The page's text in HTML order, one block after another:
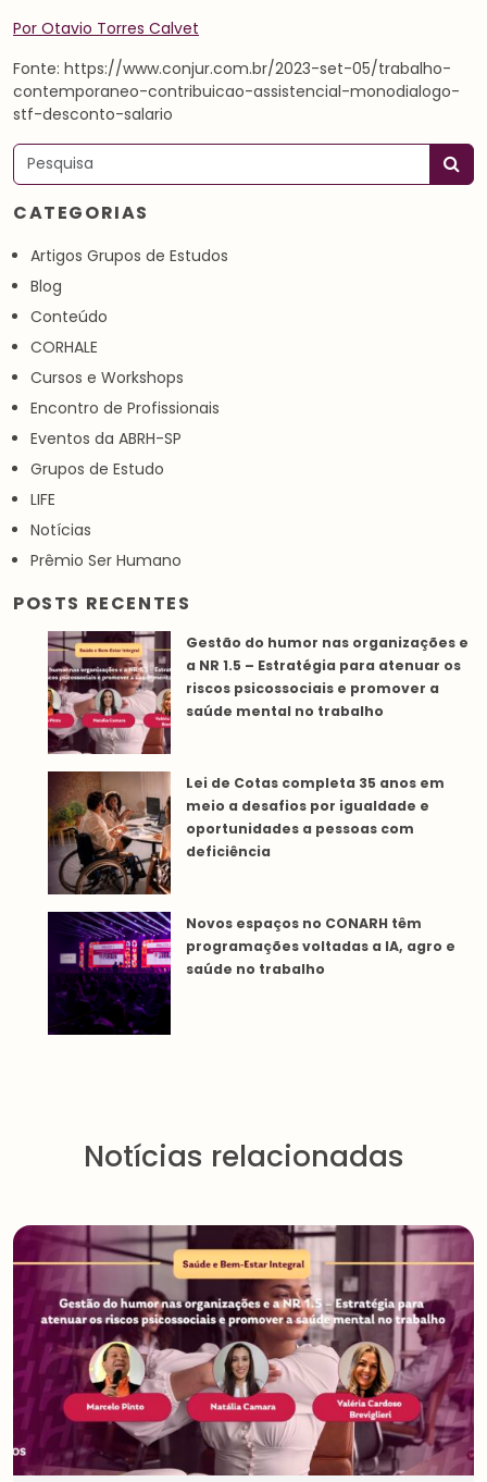
Por Otavio Torres Calvet
Fonte: https://www.conjur.com.br/2023-set-05/trabalho-
contemporaneo-contribuicao-assistencial-monodialogo-
stf-desconto-salario
Pesquisar
CATEGORIAS
Artigos Grupos de Estudos
Blog
Conteúdo
CORHALE
Cursos e Workshops
Encontro de Profissionais
Eventos da ABRH-SP
Grupos de Estudo
LIFE
Notícias
Prêmio Ser Humano
POSTS RECENTES
Gestão do humor nas organizações e
a NR 1.5 – Estratégia para atenuar os
riscos psicossociais e promover a
saúde mental no trabalho
Lei de Cotas completa 35 anos em
meio a desafios por igualdade e
oportunidades a pessoas com
deficiência
Novos espaços no CONARH têm
programações voltadas a IA, agro e
saúde no trabalho
Notícias relacionadas